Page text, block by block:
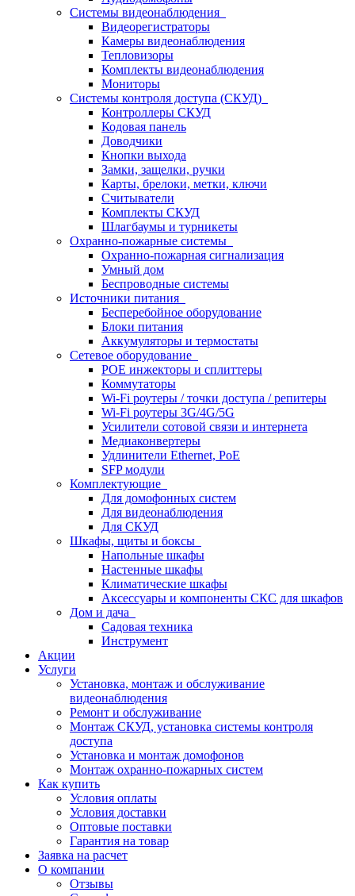
Системы видеонаблюдения
Видеорегистраторы
Камеры видеонаблюдения
Тепловизоры
Комплекты видеонаблюдения
Мониторы
Системы контроля доступа (СКУД)
Контроллеры СКУД
Кодовая панель
Доводчики
Кнопки выхода
Замки, защелки, ручки
Карты, брелоки, метки, ключи
Считыватели
Комплекты СКУД
Шлагбаумы и турникеты
Охранно-пожарные системы
Охранно-пожарная сигнализация
Умный дом
Беспроводные системы
Источники питания
Бесперебойное оборудование
Блоки питания
Аккумуляторы и термостаты
Сетевое оборудование
POE инжекторы и сплиттеры
Коммутаторы
Wi-Fi роутеры / точки доступа / репитеры
Wi-Fi роутеры 3G/4G/5G
Усилители сотовой связи и интернета
Медиаконвертеры
Удлинители Ethernet, PoE
SFP модули
Комплектующие
Для домофонных систем
Для видеонаблюдения
Для СКУД
Шкафы, щиты и боксы
Напольные шкафы
Настенные шкафы
Климатические шкафы
Аксессуары и компоненты СКС для шкафов
Дом и дача
Садовая техника
Инструмент
Акции
Услуги
Установка, монтаж и обслуживание
видеонаблюдения
Ремонт и обслуживание
Монтаж СКУД, установка системы контроля
доступа
Установка и монтаж домофонов
Монтаж охранно-пожарных систем
Как купить
Условия оплаты
Условия доставки
Оптовые поставки
Гарантия на товар
Заявка на расчет
О компании
Отзывы